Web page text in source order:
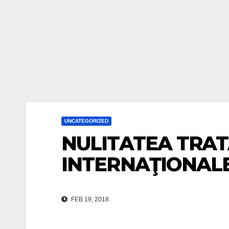
UNCATEGORIZED
NULITATEA
FEB 19, 2018